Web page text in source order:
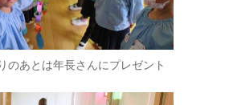
のあとは年長さんにプレゼント